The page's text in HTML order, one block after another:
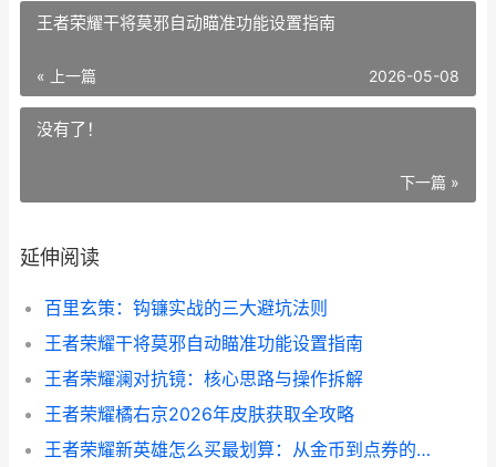
王者荣耀干将莫邪自动瞄准功能设置指南
« 上一篇 2026-05-08
没有了！
下一篇 »
延伸阅读
百里玄策：钩镰实战的三大避坑法则
王者荣耀干将莫邪自动瞄准功能设置指南
王者荣耀澜对抗镜：核心思路与操作拆解
王者荣耀橘右京2026年皮肤获取全攻略
王者荣耀新英雄怎么买最划算：从金币到点券的完整决策链